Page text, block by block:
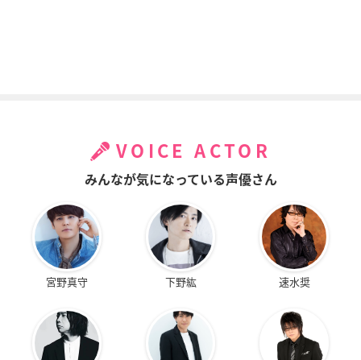
VOICE ACTOR
みんなが気になっている声優さん
宮野真守 下野紘 速水奨